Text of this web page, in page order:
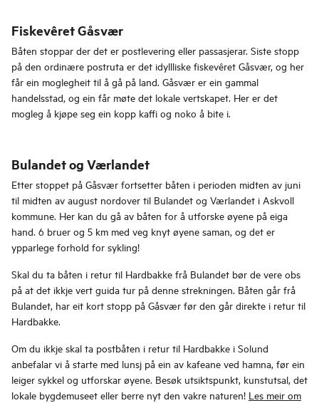
Fiskevêret Gåsvær
Båten stoppar der det er postlevering eller passasjerar. Siste stopp
på den ordinære postruta er det idyllliske fiskevêret Gåsvær, og her
får ein moglegheit til å gå på land. Gåsvær er ein gammal
handelsstad, og ein får møte det lokale vertskapet. Her er det
mogleg å kjøpe seg ein kopp kaffi og noko å bite i.
Bulandet og Værlandet
Etter stoppet på Gåsvær fortsetter båten i perioden midten av juni
til midten av august nordover til Bulandet og Værlandet i Askvoll
kommune. Her kan du gå av båten for å utforske øyene på eiga
hand. 6 bruer og 5 km med veg knyt øyene saman, og det er
ypparlege forhold for sykling!
Skal du ta båten i retur til Hardbakke frå Bulandet bør de vere obs
på at det ikkje vert guida tur på denne strekningen. Båten går frå
Bulandet, har eit kort stopp på Gåsvær før den går direkte i retur til
Hardbakke.
Om du ikkje skal ta postbåten i retur til Hardbakke i Solund
anbefalar vi å starte med lunsj på ein av kafeane ved hamna, før ein
leiger sykkel og utforskar øyene. Besøk utsiktspunkt, kunstutsal, det
lokale bygdemuseet eller berre nyt den vakre naturen! Les meir om